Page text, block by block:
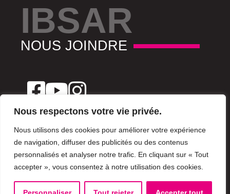
Nous respectons votre vie privée.
Nous utilisons des cookies pour améliorer votre expérience
de navigation, diffuser des publicités ou des contenus
personnalisés et analyser notre trafic. En cliquant sur « Tout
accepter », vous consentez à notre utilisation des cookies.
IBSAR
NOUS JOINDRE
(+216) 29 180 780
10 rue de Hollande 1000 Tunis, Tunisie